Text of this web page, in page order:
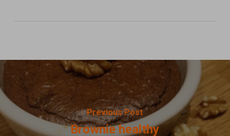
Previous Post
Brownie healthy